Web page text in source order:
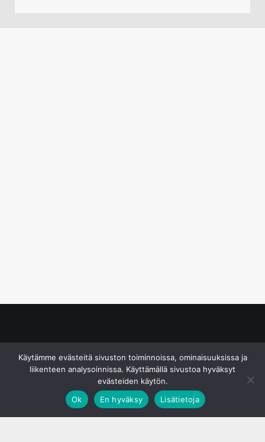
Käytämme evästeitä sivuston toiminnoissa, ominaisuuksissa ja
liikenteen analysoinnissa. Käyttämällä sivustoa hyväksyt
evästeiden käytön.
Ok
En hyväksy Lisätietoja